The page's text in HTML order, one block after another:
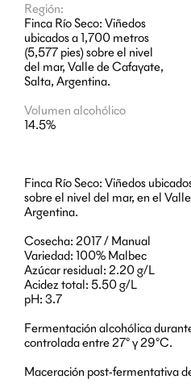
Región:
Finca Río Seco: Viñedos
ubicados a 1,700 metros
(5,577 pies) sobre el nivel
del mar, Valle de Cafayate,
Salta, Argentina.
Volumen alcohólico
14.5%
Finca Río Seco: Viñedos
sobre el nivel del mar, en el
Argentina.
Cosecha: 2017 / Manual
Variedad: 100% Malbec
Azúcar residual: 2.20 g/L
Acidez total: 5.50 g/L
pH: 3.7
Fermentación alcohólica
controlada entre 27° y 29°C.
Maceración post-fermentativa